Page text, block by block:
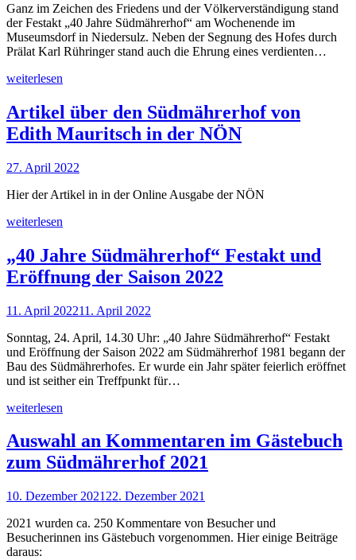
Ganz im Zeichen des Friedens und der Völkerverständigung stand
der Festakt „40 Jahre Südmährerhof“ am Wochenende im
Museumsdorf in Niedersulz. Neben der Segnung des Hofes durch
Prälat Karl Rühringer stand auch die Ehrung eines verdienten…
weiterlesen
Artikel über den Südmährerhof von
Edith Mauritsch in der NÖN
27. April 2022
Hier der Artikel in in der Online Ausgabe der NÖN
weiterlesen
„40 Jahre Südmährerhof“ Festakt und
Eröffnung der Saison 2022
11. April 202211. April 2022
Sonntag, 24. April, 14.30 Uhr: „40 Jahre Südmährerhof“ Festakt
und Eröffnung der Saison 2022 am Südmährerhof 1981 begann der
Bau des Südmährerhofes. Er wurde ein Jahr später feierlich eröffnet
und ist seither ein Treffpunkt für…
weiterlesen
Auswahl an Kommentaren im Gästebuch
zum Südmährerhof 2021
10. Dezember 2021 22. Dezember 2021
2021 wurden ca. 250 Kommentare von Besucher und
Besucherinnen ins Gästebuch vorgenommen. Hier einige Beiträge
daraus: